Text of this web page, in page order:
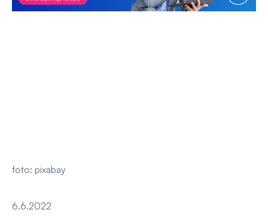
6.6.2022
foto: pixabay